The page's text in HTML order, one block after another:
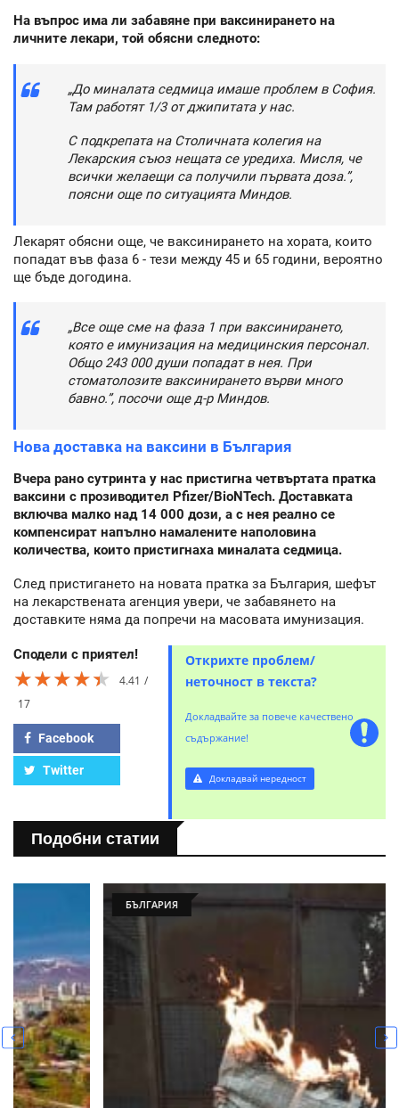
На въпрос има ли забавяне при ваксинирането на
личните лекари, той обясни следното:
„До миналата седмица имаше проблем в София.
Там работят 1/3 от джипитата у нас.
С подкрепата на Столичната колегия на
Лекарския съюз нещата се уредиха. Мисля, че
всички желаещи са получили първата доза.”,
поясни още по ситуацията Миндов.
Лекарят обясни още, че ваксинирането на хората, които
попадат във фаза 6 - тези между 45 и 65 години, вероятно
ще бъде догодина.
„Все още сме на фаза 1 при ваксинирането,
която е имунизация на медицинския персонал.
Общо 243 000 души попадат в нея. При
стоматолозите ваксинирането върви много
бавно.”, посочи още д-р Миндов.
Нова доставка на ваксини в България
Вчера рано сутринта у нас пристигна четвъртата пратка
ваксини с прозиводител Pfizer/BioNTech. Доставката
включва малко над 14 000 дози, а с нея реално се
компенсират напълно намалените наполовина
количества, които пристигнаха миналата седмица.
След пристигането на новата пратка за България, шефът
на лекарствената агенция увери, че забавянето на
доставките няма да попречи на масовата имунизация.
Сподели с приятел!
★★★★★
★★★★★
★★★★★
4.41
17
Facebook
Twitter
Открихте проблем/
неточност в текста?
Докладвайте за повече качествено
съдържание!
Докладвай нередност
Подобни статии